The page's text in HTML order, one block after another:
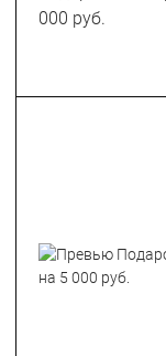
000 руб.